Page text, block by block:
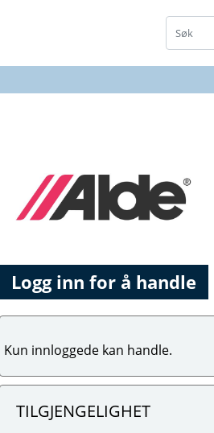
Logg inn for å handle
Kun innloggede kan handle.
TILGJENGELIGHET